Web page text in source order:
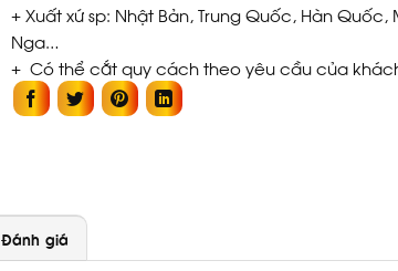
+ Xuất xứ sp: Nhật Bản, Trung Quốc, Hàn Quốc,
Nga…
+ Có thể cắt quy cách theo yêu cầu của
Đánh giá